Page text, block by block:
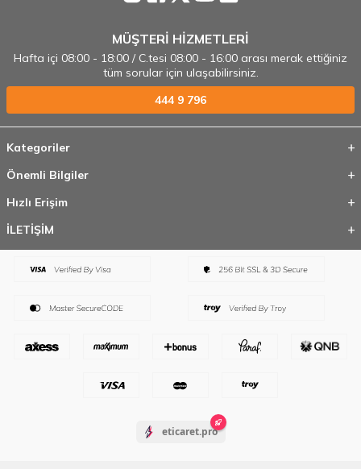
MÜŞTERİ HİZMETLERİ
Hafta içi 08:00 - 18:00 / C.tesi 08:00 - 16:00 arası merak ettiğiniz
tüm sorular için ulaşabilirsiniz.
444 9 796
Kategoriler
Önemli Bilgiler
Hızlı Erişim
İLETİŞİM
eticaret.pro